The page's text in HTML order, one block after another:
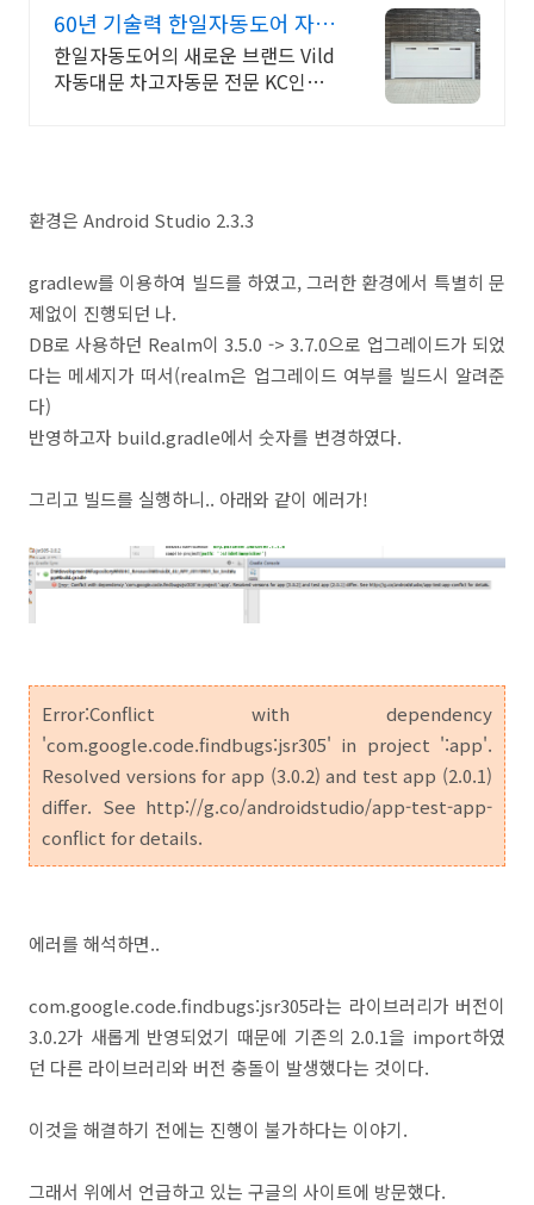
60년 기술력 한일자동도어 자동
대문 차고자동문의 모든것
한일자동도어의 새로운 브랜드 Vild
자동대문 차고자동문 전문 KC인증
환경은 Android Studio 2.3.3
gradlew를 이용하여 빌드를 하였고, 그러한 환경에서 특별히 문
제없이 진행되던 나.
DB로 사용하던 Realm이 3.5.0 -> 3.7.0으로 업그레이드가 되었
다는 메세지가 떠서(realm은 업그레이드 여부를 빌드시 알려준
다)
반영하고자 build.gradle에서 숫자를 변경하였다.
그리고 빌드를 실행하니.. 아래와 같이 에러가!
Error:Conflict with dependency
'com.google.code.findbugs:jsr305' in project ':app'.
Resolved versions for app (3.0.2) and test app (2.0.1)
differ. See http://g.co/androidstudio/app-test-app-
conflict for details.
에러를 해석하면..
com.google.code.findbugs:jsr305라는 라이브러리가 버전이
3.0.2가 새롭게 반영되었기 때문에 기존의 2.0.1을 import하였
던 다른 라이브러리와 버전 충돌이 발생했다는 것이다.
이것을 해결하기 전에는 진행이 불가하다는 이야기.
그래서 위에서 언급하고 있는 구글의 사이트에 방문했다.